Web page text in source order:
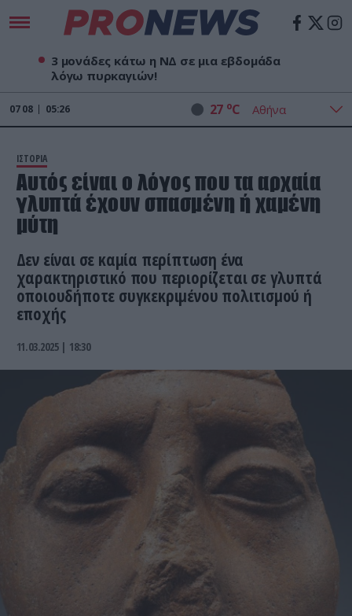
3 μονάδες κάτω η ΝΔ σε μια εβδομάδα
λόγω πυρκαγιών!
07 08 05:26 27 oC
ΙΣΤΟΡΙΑ
Αυτός είναι ο λόγος που τα αρχαία
γλυπτά έχουν σπασμένη ή χαμένη
μύτη
Δεν είναι σε καμία περίπτωση ένα
χαρακτηριστικό που περιορίζεται σε γλυπτά
οποιουδήποτε συγκεκριμένου πολιτισμού ή
εποχής
11.03.2025 | 18:30